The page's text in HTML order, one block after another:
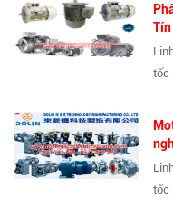
Tín
tốc
tốc